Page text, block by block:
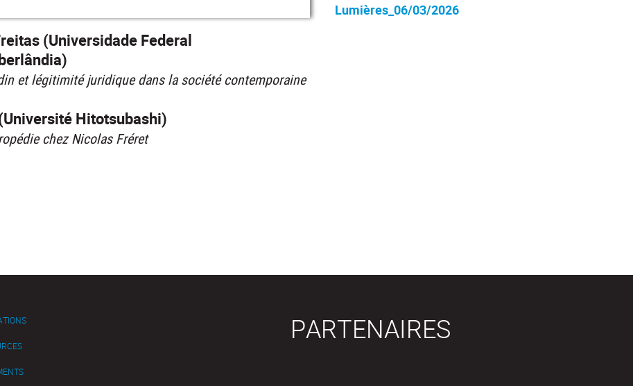
(Universidade Federal
et légitimité juridique dans la société contemporaine
Hitotsubashi)
chez Nicolas Fréret
Lumières_06/03/2026
PARTENAIRES